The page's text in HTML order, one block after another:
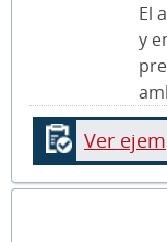
El
y
Ver